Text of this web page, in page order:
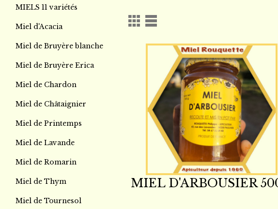
MIELS 11 variétés
Miel d'Acacia
Miel de Bruyère blanche
Miel de Bruyère Erica
Miel de Chardon
Miel de Châtaignier
Miel de Printemps
Miel de Lavande
Miel de Romarin
Miel de Thym
Miel de Tournesol
MIEL D'ARBOUSIER